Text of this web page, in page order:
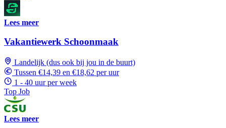
Lees meer
Vakantiewerk Schoonmaak
Landelijk (dus ook bij jou in de buurt)
Tussen €14,39 en €18,62 per uur
1 - 40 uur per week
Top Job
Lees meer